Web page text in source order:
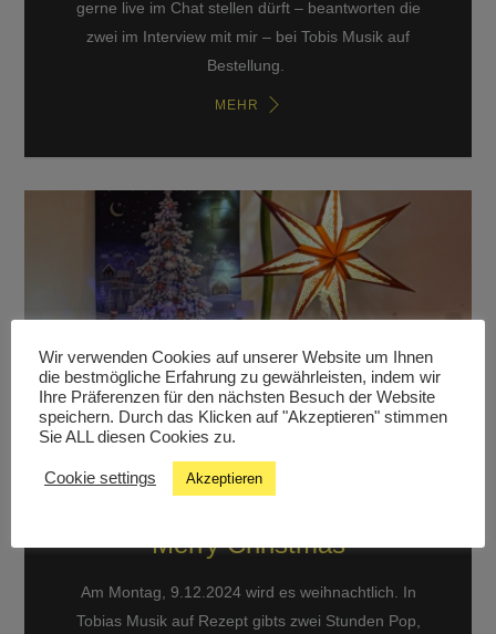
gerne live im Chat stellen dürft – beantworten die
zwei im Interview mit mir – bei Tobis Musik auf
Bestellung.
MEHR
Merry Christmas
Am Montag, 9.12.2024 wird es weihnachtlich. In
Tobias Musik auf Rezept gibts zwei Stunden Pop,
Wir verwenden Cookies auf unserer Website um Ihnen
die bestmögliche Erfahrung zu gewährleisten, indem wir
Ihre Präferenzen für den nächsten Besuch der Website
speichern. Durch das Klicken auf "Akzeptieren" stimmen
Sie ALL diesen Cookies zu.
Cookie settings Akzeptieren